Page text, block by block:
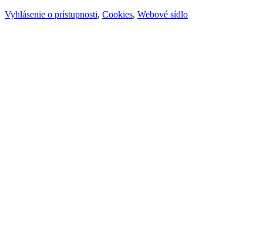
Vyhlásenie o prístupnosti, Cookies, Webové sídlo